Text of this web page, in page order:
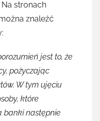
Na stronach
znaleźć
jest to, że
pożyczając
W tym ujęciu
które
banki następnie